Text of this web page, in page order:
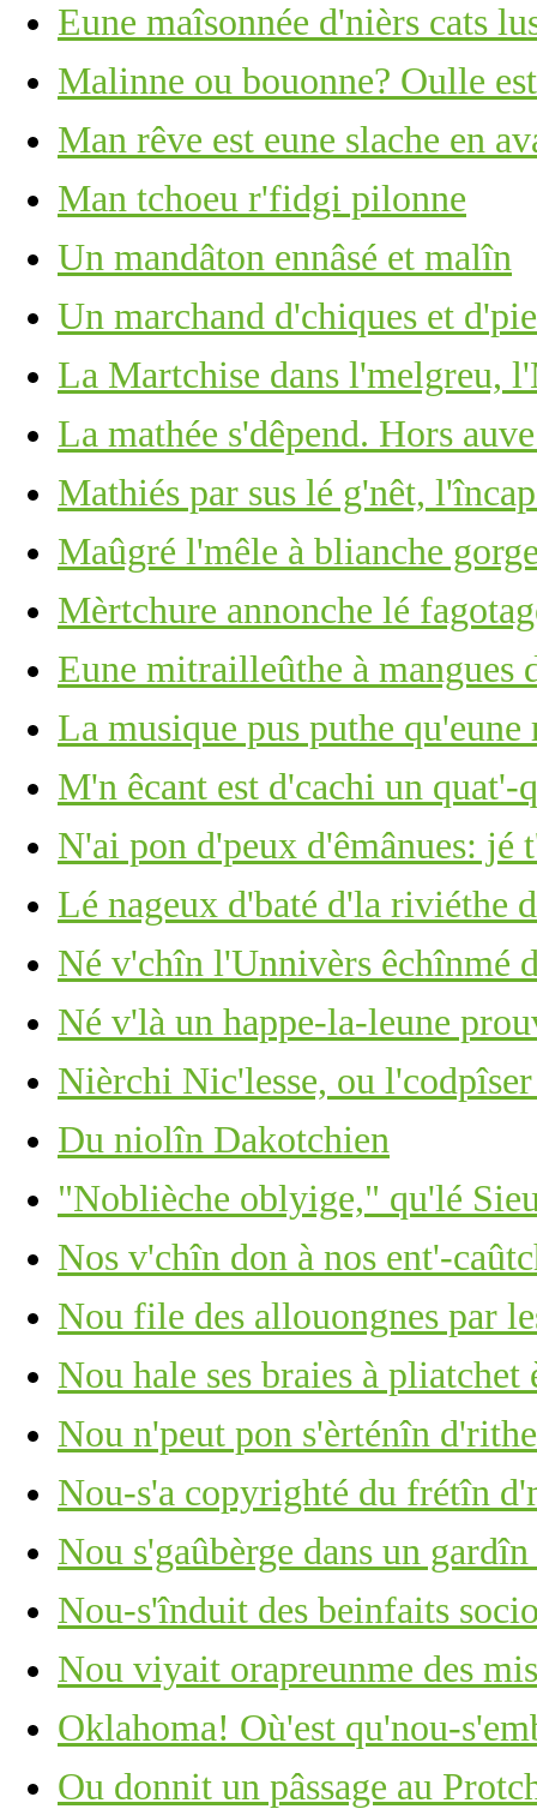
Eune maîsonnée d'nièrs cats
Malinne ou bouonne? Oulle
Man rêve est eune slache en
Man tchoeu r'fidgi pilonne
Un mandâton ennâsé et malîn
Un marchand d'chiques et
La Martchise dans l'melgreu,
La mathée s'dêpend. Hors
Mathiés par sus lé g'nêt,
Maûgré l'mêle à blianche
Mèrtchure annonche lé
Eune mitrailleûthe à mangues
La musique pus puthe
M'n êcant est d'cachi un quat'-
N'ai pon d'peux d'êmânues: jé
Lé nageux d'baté d'la riviéthe
Né v'chîn l'Unnivèrs êchînmé
Né v'là un happe-la-leune
Nièrchi Nic'lesse, ou l'codpîser
Du niolîn Dakotchien
"Noblièche oblyige," qu'lé
Nos v'chîn don à nos ent'-
Nou file des allouongnes par
Nou hale ses braies à pliatchet
Nou n'peut pon s'èrténîn
Nou-s'a copyrighté du frétîn
Nou s'gaûbèrge dans un
Nou-s'înduit des beinfaits
Nou viyait orapreunme des
Oklahoma! Où'est qu'nou-
Ou donnit un pâssage au